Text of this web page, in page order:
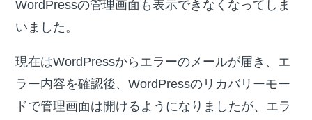
WordPressの管理画面も表示できなくなってしま
いました。
現在はWordPressからエラーのメールが届き、エ
ラー内容を確認後、WordPressのリカバリーモー
ドで管理画面は開けるようになりましたが、エラ